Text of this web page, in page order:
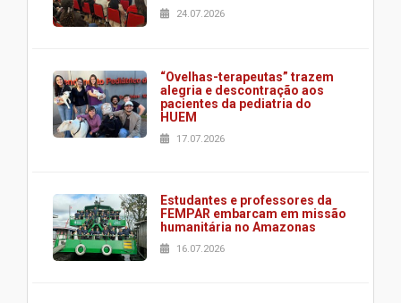
24.07.2026
“Ovelhas-terapeutas” trazem
alegria e descontração aos
pacientes da pediatria do
HUEM
17.07.2026
Estudantes e professores da
FEMPAR embarcam em missão
humanitária no Amazonas
16.07.2026